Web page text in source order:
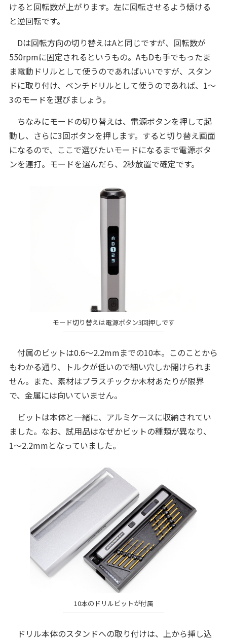
けると回転数が上がります。左に回転させるよう傾ける
と逆回転です。
Dは回転方向の切り替えはAと同じですが、回転数が
550rpmに固定されるというもの。AもDも手でもったま
ま電動ドリルとして使うのであればいいですが、スタン
ドに取り付け、ベンチドリルとして使うのであれば、1〜
3のモードを選びましょう。
ちなみにモードの切り替えは、電源ボタンを押して起
動し、さらに3回ボタンを押します。すると切り替え画面
になるので、ここで選びたいモードになるまで電源ボタ
ンを連打。モードを選んだら、2秒放置で確定です。
モード切り替えは電源ボタン3回押しです
付属のビットは0.6〜2.2mmまでの10本。このことから
もわかる通り、トルクが低いので細い穴しか開けられま
せん。また、素材はプラスチックか木材あたりが限界
で、金属には向いていません。
ビットは本体と一緒に、アルミケースに収納されてい
ました。なお、試用品はなぜかビットの種類が異なり、
1〜2.2mmとなっていました。
10本のドリルビットが付属
ドリル本体のスタンドへの取り付けは、上から挿し込